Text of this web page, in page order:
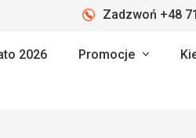
Zadzwoń +48
2026 Promocje